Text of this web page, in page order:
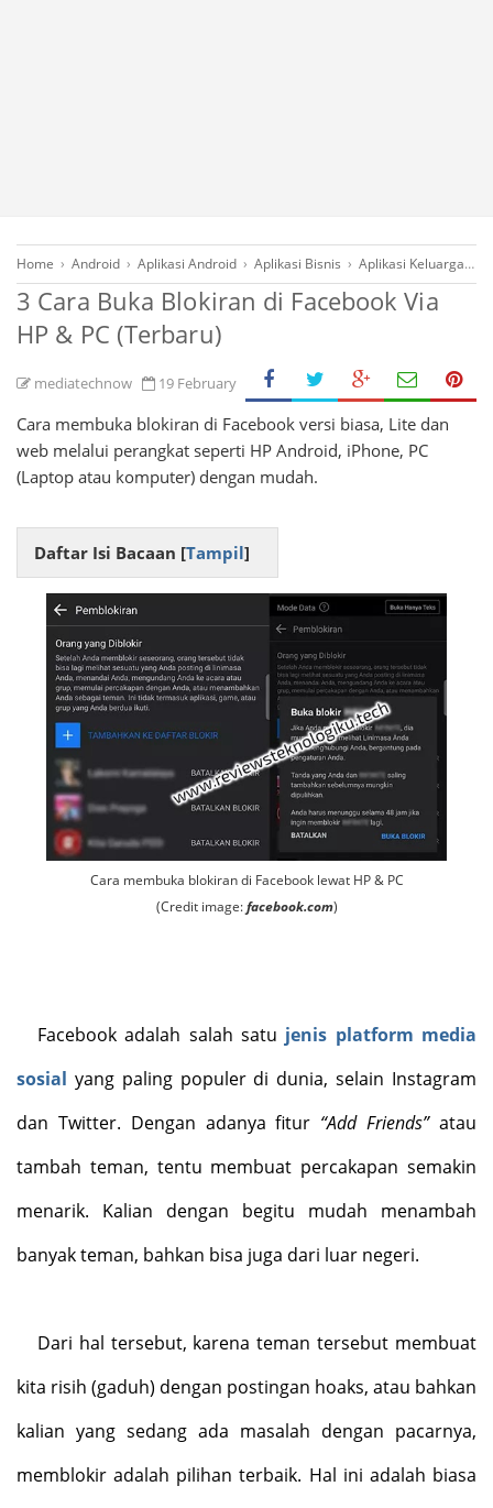
Home › Android › Aplikasi Android › Aplikasi Bisnis › Aplikasi Keluarga ›
3 Cara Buka Blokiran di Facebook Via
HP & PC (Terbaru)
mediatechnow 19 February
Cara membuka blokiran di Facebook versi biasa, Lite dan
web melalui perangkat seperti HP Android, iPhone, PC
(Laptop atau komputer) dengan mudah.
Daftar Isi Bacaan [Tampil]
Cara membuka blokiran di Facebook lewat HP & PC
(Credit image:facebook.com)
Facebook adalah salah satu jenis platform media
sosial yang paling populer di dunia, selain Instagram
dan Twitter. Dengan adanya fitur “Add Friends”atau
tambah teman, tentu membuat percakapan semakin
menarik. Kalian dengan begitu mudah menambah
banyak teman, bahkan bisa juga dari luar negeri.
Dari hal tersebut, karena teman tersebut membuat
kita risih (gaduh) dengan postingan hoaks, atau bahkan
kalian yang sedang ada masalah dengan pacarnya,
memblokir adalah pilihan terbaik. Hal ini adalah biasa